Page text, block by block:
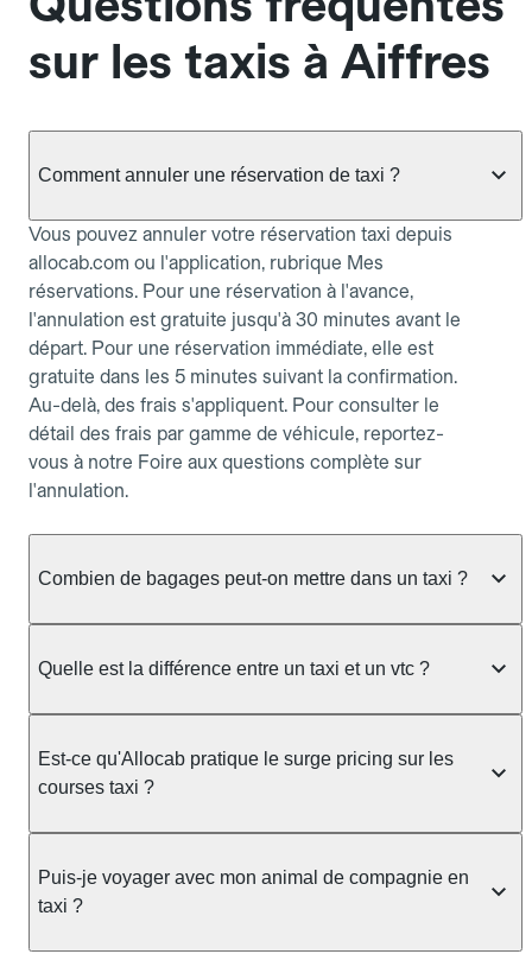
sur les taxis à Aiffres
Comment annuler une réservation de taxi ?
Vous pouvez annuler votre réservation taxi depuis
allocab.com ou l'application, rubrique Mes
réservations. Pour une réservation à l'avance,
l'annulation est gratuite jusqu'à 30 minutes avant le
départ. Pour une réservation immédiate, elle est
gratuite dans les 5 minutes suivant la confirmation.
Au-delà, des frais s'appliquent. Pour consulter le
détail des frais par gamme de véhicule, reportez-
vous à notre Foire aux questions complète sur
l'annulation.
Combien de bagages peut-on mettre dans un taxi ?
taxi berline accueille en général jusqu'à 3 bagages
ou nombreux, précisez-le dans le champ "Message
au chauffeur" lors de la réservation. Le prix n'est
pas impacté par le nombre de bagages.
Quelle est la différence entre un taxi et un vtc ?
prendre en charge directement dans la rue, à une
station ou sur réservation, avec un tarif au
réservation et propose un prix fixe annoncé à
l'avance. Chez Allocab, réservez facilement votre
taxi.
Est-ce qu'Allocab pratique le surge pricing sur les
courses taxi ?
réglementation préfectorale et suit un barème
officiel : il protège des hausses liées à la demande.
Puis-je voyager avec mon animal de compagnie en
taxi ?